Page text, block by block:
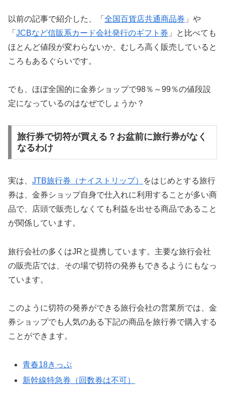
以前の記事で紹介した、「 全国百貨店共通商品券 」や
「 JCBなど信販系カード会社発行のギフト券 」と比べても
ほとんど値段が変わらないか、むしろ高く販売していると
ころもあるぐらいです。
でも、ほぼ全国的に金券ショップで98％～99％の値段設
定になっているのはなぜでしょうか？
旅行券で切符が買える？お盆前に旅行券がなく
なるわけ
実は、 JTB旅行券（ナイストリップ）
をはじめとする旅行
券は、金券ショップ自身で仕入れに利用することが多い商
品で、店頭で販売しなくても利益を出せる商品であること
が関係しています。
旅行会社の多くはJRと提携しています。主要な旅行会社
の販売店では、その場で切符の発券もできるようにもなっ
ています。
このように切符の発券ができる旅行会社の営業所では、金
券ショップでも人気のある下記の商品を旅行券で購入する
ことができます。
青春18きっぷ
新幹線特急券（回数券は不可）